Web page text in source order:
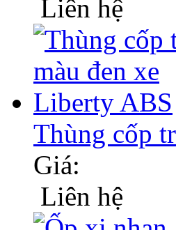
Liên hệ
Thùng cốp
Giá:
Liên hệ